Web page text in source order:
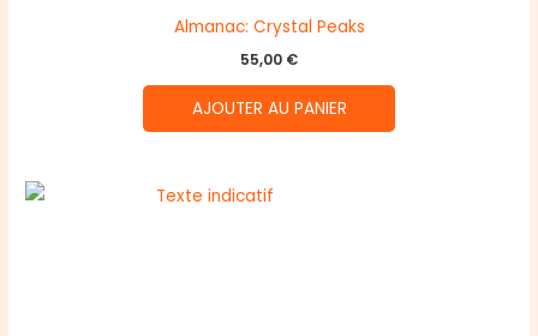
Almanac: Crystal Peaks
55,00 €
AJOUTER AU PANIER